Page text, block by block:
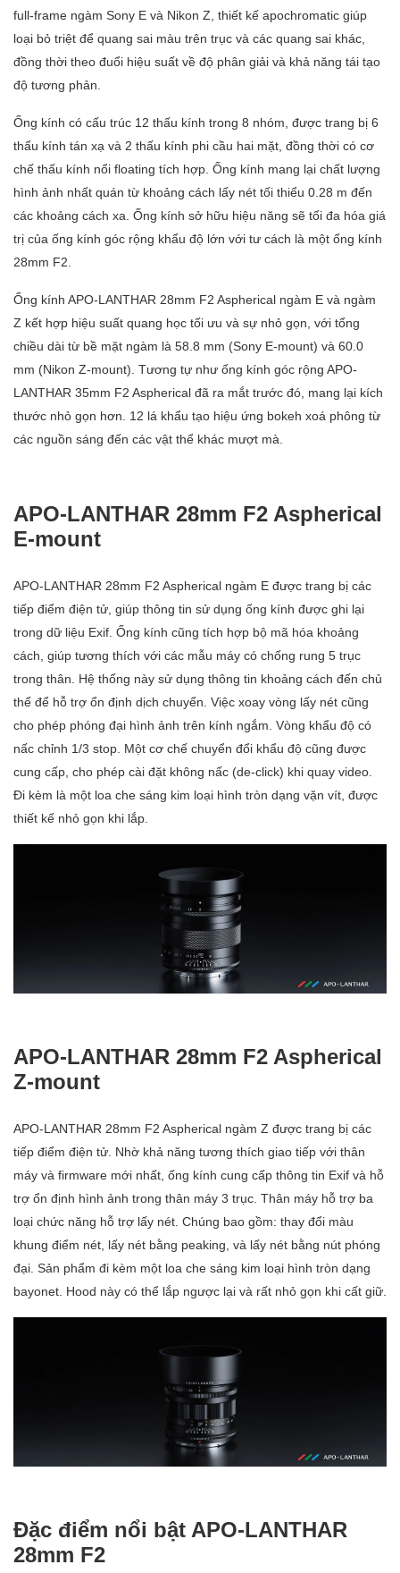
full-frame ngàm Sony E và Nikon Z, thiết kế apochromatic giúp
loại bỏ triệt để quang sai màu trên trục và các quang sai khác,
đồng thời theo đuổi hiệu suất về độ phân giải và khả năng tái tạo
độ tương phản.
Ống kính có cấu trúc 12 thấu kính trong 8 nhóm, được trang bị 6
thấu kính tán xạ và 2 thấu kính phi cầu hai mặt, đồng thời có cơ
chế thấu kính nổi floating tích hợp. Ống kính mang lại chất lượng
hình ảnh nhất quán từ khoảng cách lấy nét tối thiểu 0.28 m đến
các khoảng cách xa. Ống kính sở hữu hiệu năng sẽ tối đa hóa giá
trị của ống kính góc rộng khẩu độ lớn với tư cách là một ống kính
28mm F2.
Ống kính APO-LANTHAR 28mm F2 Aspherical ngàm E và ngàm
Z kết hợp hiệu suất quang học tối ưu và sự nhỏ gọn, với tổng
chiều dài từ bề mặt ngàm là 58.8 mm (Sony E-mount) và 60.0
mm (Nikon Z-mount). Tương tự như ống kính góc rộng APO-
LANTHAR 35mm F2 Aspherical đã ra mắt trước đó, mang lại kích
thước nhỏ gọn hơn. 12 lá khẩu tạo hiệu ứng bokeh xoá phông từ
các nguồn sáng đến các vật thể khác mượt mà.
APO-LANTHAR 28mm F2 Aspherical
E-mount
APO-LANTHAR 28mm F2 Aspherical ngàm E được trang bị các
tiếp điểm điện tử, giúp thông tin sử dụng ống kính được ghi lại
trong dữ liệu Exif. Ống kính cũng tích hợp bộ mã hóa khoảng
cách, giúp tương thích với các mẫu máy có chống rung 5 trục
trong thân. Hệ thống này sử dụng thông tin khoảng cách đến chủ
thể để hỗ trợ ổn định dịch chuyển. Việc xoay vòng lấy nét cũng
cho phép phóng đại hình ảnh trên kính ngắm. Vòng khẩu độ có
nấc chỉnh 1/3 stop. Một cơ chế chuyển đổi khẩu độ cũng được
cung cấp, cho phép cài đặt không nấc (de-click) khi quay video.
Đi kèm là một loa che sáng kim loại hình tròn dạng vặn vít, được
thiết kế nhỏ gọn khi lắp.
APO-LANTHAR 28mm F2 Aspherical
Z-mount
APO-LANTHAR 28mm F2 Aspherical ngàm Z được trang bị các
tiếp điểm điện tử. Nhờ khả năng tương thích giao tiếp với thân
máy và firmware mới nhất, ống kính cung cấp thông tin Exif và hỗ
trợ ổn định hình ảnh trong thân máy 3 trục. Thân máy hỗ trợ ba
loại chức năng hỗ trợ lấy nét. Chúng bao gồm: thay đổi màu
khung điểm nét, lấy nét bằng peaking, và lấy nét bằng nút phóng
đại. Sản phẩm đi kèm một loa che sáng kim loại hình tròn dạng
bayonet. Hood này có thể lắp ngược lại và rất nhỏ gọn khi cất giữ.
Đặc điểm nổi bật APO-LANTHAR
28mm F2